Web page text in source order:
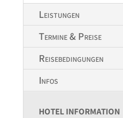
Leistungen
Termine & Preise
Reisebedingungen
Infos
HOTEL INFORMATION